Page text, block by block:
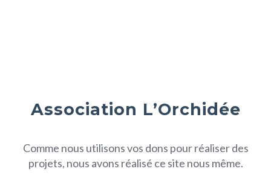
Association L’Orchidée
Comme nous utilisons vos dons pour réaliser des
projets, nous avons réalisé ce site nous même.